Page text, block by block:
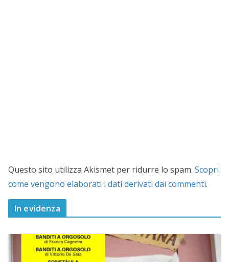
Questo sito utilizza Akismet per ridurre lo spam. Scopri
come vengono elaborati i dati derivati dai commenti.
In evidenza